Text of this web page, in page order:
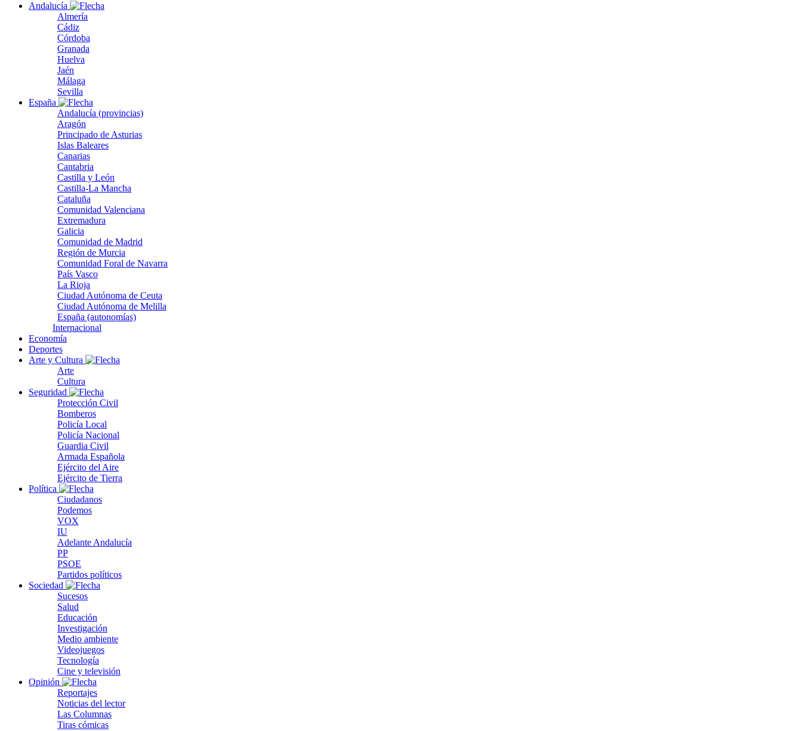
Andalucía
Almería
Cádiz
Córdoba
Granada
Huelva
Jaén
Málaga
Sevilla
España
Andalucía (provincias)
Aragón
Principado de Asturias
Islas Baleares
Canarias
Cantabria
Castilla y León
Castilla-La Mancha
Cataluña
Comunidad Valenciana
Extremadura
Galicia
Comunidad de Madrid
Región de Murcia
Comunidad Foral de Navarra
País Vasco
La Rioja
Ciudad Autónoma de Ceuta
Ciudad Autónoma de Melilla
España (autonomías)
Internacional
Economía
Deportes
Arte y Cultura
Arte
Cultura
Seguridad
Protección Civil
Bomberos
Policía Local
Policía Nacional
Guardia Civil
Armada Española
Ejército del Aire
Ejército de Tierra
Política
Ciudadanos
Podemos
VOX
IU
Adelante Andalucía
PP
PSOE
Partidos políticos
Sociedad
Sucesos
Salud
Educación
Investigación
Medio ambiente
Videojuegos
Tecnología
Cine y televisión
Opinión
Reportajes
Noticias del lector
Las Columnas
Tiras cómicas